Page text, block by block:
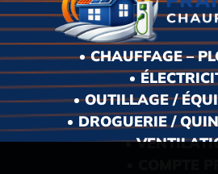
CHAUFFAGE –
OUTILLAGE /
DROGUERIE /